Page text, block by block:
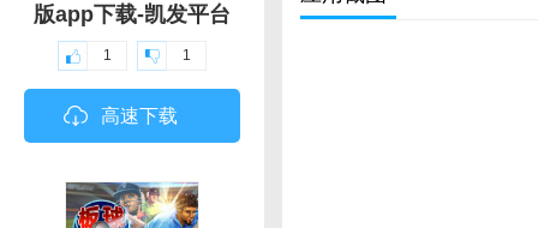
版app下载-凯发平台
1 1
高速下载